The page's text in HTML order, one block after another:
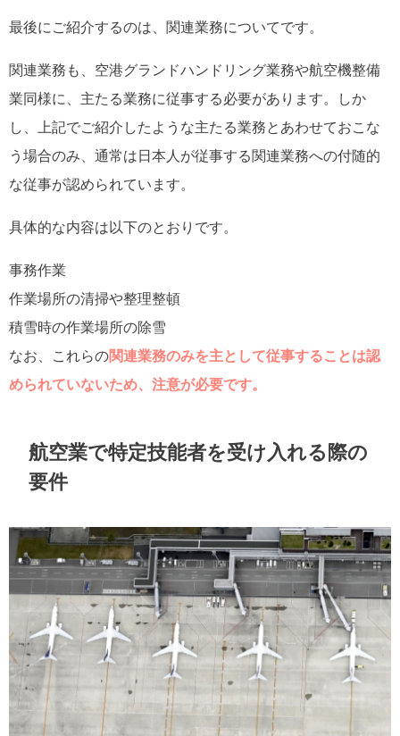
最後にご紹介するのは、関連業務についてです。
関連業務も、空港グランドハンドリング業務や航空機整備
業同様に、主たる業務に従事する必要があります。しか
し、上記でご紹介したような主たる業務とあわせておこな
う場合のみ、通常は日本人が従事する関連業務への付随的
な従事が認められています。
具体的な内容は以下のとおりです。
事務作業
作業場所の清掃や整理整頓
積雪時の作業場所の除雪
なお、これらの関連業務のみを主として従事することは認
められていないため、注意が必要です。
航空業で特定技能者を受け入れる際の
要件